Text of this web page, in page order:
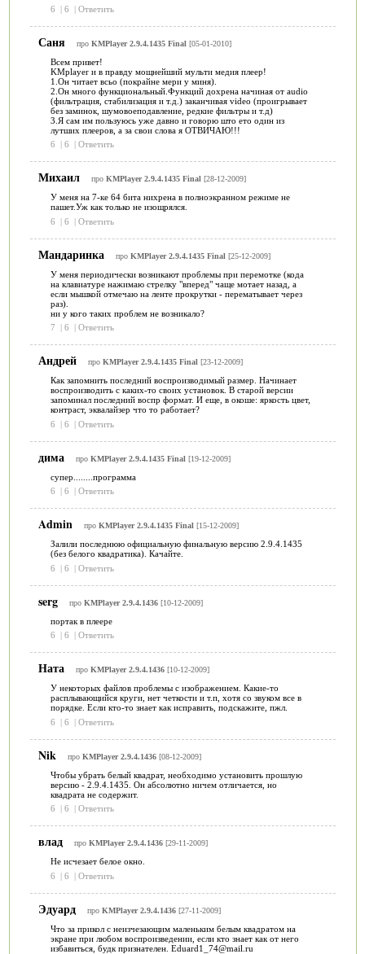
6
| 6 | Ответить
Саня про KMPlayer 2.9.4.1435 Final [05-01-2010]
Всем привет!
KMplayer и в правду мощнейший мульти медия плеер!
1.Он читает всьо (покрайне мери у миня).
2.Он много функциональный.Функций дохрена начиная от audio
(фильтрация, стабилизация и т.д.) заканчивая video (проигрывает
без заминок, шумовоеподавление, редкие фильтры и т.д)
3.Я сам им пользуюсь уже давно и говорю што ето один из
лутших плееров, а за свои слова я ОТВИЧАЮ!!!
6
| 6 | Ответить
Михаил про KMPlayer 2.9.4.1435 Final [28-12-2009]
У меня на 7-ке 64 бита нихрена в полноэкранном режиме не
пашет.Уж как только не изощрялся.
6
| 6 | Ответить
Мандаринка про KMPlayer 2.9.4.1435 Final [25-12-2009]
У меня периодически возникают проблемы при перемотке (кода
на клавиатуре нажимаю стрелку "вперед" чаще мотает назад, а
если мышкой отмечаю на ленте прокрутки - перематывает через
раз).
ни у кого таких проблем не возникало?
7
| 6 | Ответить
Андрей про KMPlayer 2.9.4.1435 Final [23-12-2009]
Как запомнить последний воспроизводимый размер. Начинает
воспроизводить с каких-то своих установок. В старой версии
запоминал последний воспр формат. И еще, в окоше: яркость цвет,
контраст, эквалайзер что то работает?
6
| 6 | Ответить
дима про KMPlayer 2.9.4.1435 Final [19-12-2009]
супер........программа
6
| 6 | Ответить
Admin про KMPlayer 2.9.4.1435 Final [15-12-2009]
Залили последнюю официальную финальную версию 2.9.4.1435
(без белого квадратика). Качайте.
6
| 6 | Ответить
serg про KMPlayer 2.9.4.1436[10-12-2009]
портак в плеере
6
| 6 | Ответить
Ната про KMPlayer 2.9.4.1436[10-12-2009]
У некоторых файлов проблемы с изображением. Какие-то
расплывающийся круги, нет четкости и т.п, хотя со звуком все в
порядке. Если кто-то знает как исправить, подскажите, пжл.
6
| 6 | Ответить
Nik про KMPlayer 2.9.4.1436[08-12-2009]
Чтобы убрать белый квадрат, необходимо установить прошлую
версию - 2.9.4.1435. Он абсолютно ничем отличается, но
квадрата не содержит.
6
| 6 | Ответить
влад про KMPlayer 2.9.4.1436[29-11-2009]
Не исчезает белое окно.
6
| 6 | Ответить
Эдуард про KMPlayer 2.9.4.1436[27-11-2009]
Что за прикол с неизчезающим маленьким белым квадратом на
экране при любом воспроизведении, если кто знает как от него
избавиться, будк признателен. Eduard1_74@mail.ru